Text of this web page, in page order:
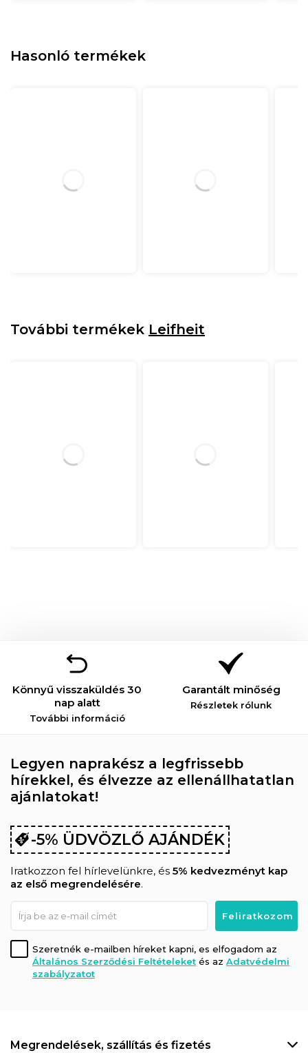
Hasonló termékek
További termékek Leifheit
Könnyű visszaküldés 30
nap alatt
További információ
Garantált minőség
Részletek rólunk
Legyen naprakész a legfrissebb
hírekkel, és élvezze az ellenállhatatlan
ajánlatokat!
-5% ÜDVÖZLŐ AJÁNDÉK
Iratkozzon fel hírlevelünkre, és 5% kedvezményt kap
az első megrendelésére.
Szeretnék e-mailben híreket kapni, es elfogadom az
Általános Szerződési Feltételeket és az Adatvédelmi
szabályzatot
Megrendelések, szállítás és fizetés